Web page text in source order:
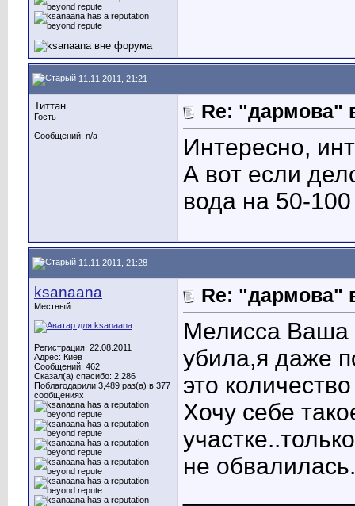
11.11.2011, 21:21
Титтан
Гость
Сообщений: n/a
Re: "дармова"
Интересно,
А вот если
вода на 50-
11.11.2011, 21:28
ksanaana
Местный
Регистрация: 22.08.2011
Адрес: Киев
Сообщений: 462
Сказал(а) спасибо: 2,286
Поблагодарили 3,489 раз(а) в 377
сообщениях
Re: "дармова"
Мелисса Ваша
убила,я даже
это
Хочу себе
не